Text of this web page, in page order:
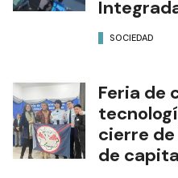
SOCIEDAD
Feria de
cierre
de